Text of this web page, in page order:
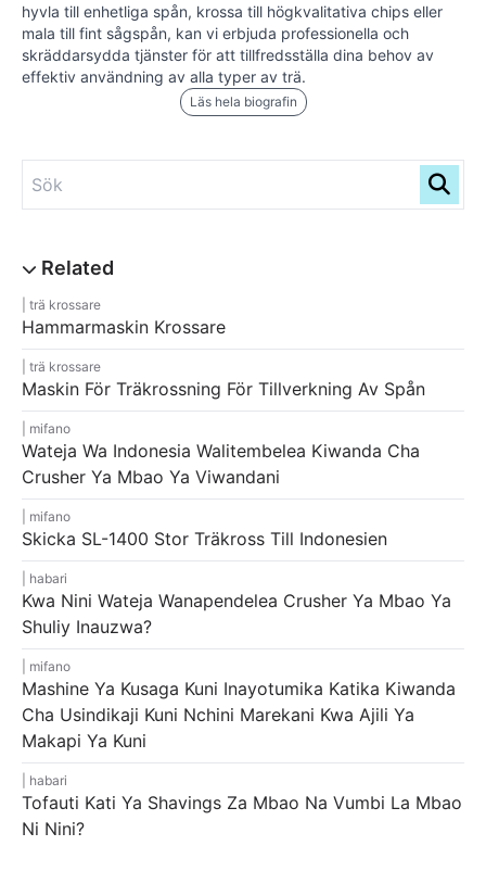
hyvla till enhetliga spån, krossa till högkvalitativa chips eller
mala till fint sågspån, kan vi erbjuda professionella och
skräddarsydda tjänster för att tillfredsställa dina behov av
effektiv användning av alla typer av trä.
Läs hela biografin
trä krossare
Hammarmaskin Krossare
trä krossare
Maskin För Träkrossning För Tillverkning Av Spån
mifano
Wateja Wa Indonesia Walitembelea Kiwanda Cha
Crusher Ya Mbao Ya Viwandani
mifano
Skicka SL-1400 Stor Träkross Till Indonesien
habari
Kwa Nini Wateja Wanapendelea Crusher Ya Mbao Ya
Shuliy Inauzwa?
mifano
Mashine Ya Kusaga Kuni Inayotumika Katika Kiwanda
Cha Usindikaji Kuni Nchini Marekani Kwa Ajili Ya
Makapi Ya Kuni
habari
Tofauti Kati Ya Shavings Za Mbao Na Vumbi La Mbao
Ni Nini?